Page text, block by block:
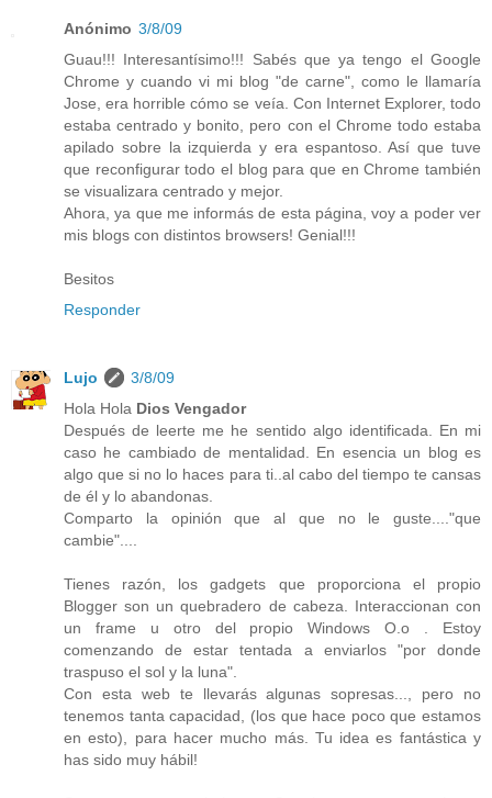
Anónimo 3/8/09
Guau!!! Interesantísimo!!! Sabés que ya tengo el Google
Chrome y cuando vi mi blog "de carne", como le llamaría
Jose, era horrible cómo se veía. Con Internet Explorer, todo
estaba centrado y bonito, pero con el Chrome todo estaba
apilado sobre la izquierda y era espantoso. Así que tuve
que reconfigurar todo el blog para que en Chrome también
se visualizara centrado y mejor.
Ahora, ya que me informás de esta página, voy a poder ver
mis blogs con distintos browsers! Genial!!!
Besitos
Responder
Lujo
3/8/09
Hola Hola Dios Vengador
Después de leerte me he sentido algo identificada. En mi
caso he cambiado de mentalidad. En esencia un blog es
algo que si no lo haces para ti..al cabo del tiempo te cansas
de él y lo abandonas.
Comparto la opinión que al que no le guste...."que
cambie"....
Tienes razón, los gadgets que proporciona el propio
Blogger son un quebradero de cabeza. Interaccionan con
un frame u otro del propio Windows O.o . Estoy
comenzando de estar tentada a enviarlos "por donde
traspuso el sol y la luna".
Con esta web te llevarás algunas sopresas..., pero no
tenemos tanta capacidad, (los que hace poco que estamos
en esto), para hacer mucho más. Tu idea es fantástica y
has sido muy hábil!